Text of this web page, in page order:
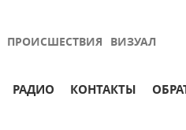
ПРОИСШЕСТВИЯ ВИЗУАЛ
РАДИО КОНТАКТЫ